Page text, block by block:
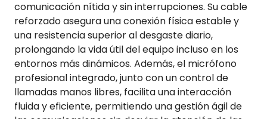
comunicación nítida y sin interrupciones. Su cable
reforzado asegura una conexión física estable y
una resistencia superior al desgaste diario,
prolongando la vida útil del equipo incluso en los
entornos más dinámicos. Además, el micrófono
profesional integrado, junto con un control de
llamadas manos libres, facilita una interacción
fluida y eficiente, permitiendo una gestión ágil de